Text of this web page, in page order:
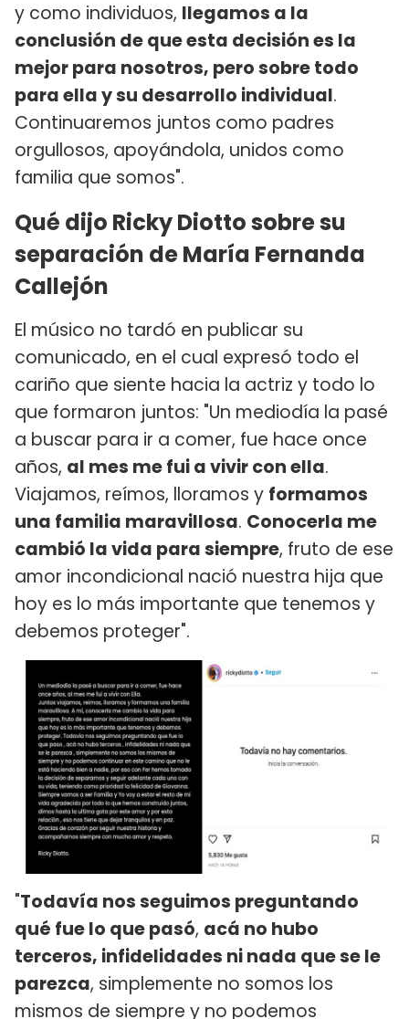
y como individuos, llegamos a la
conclusión de que esta decisión es la
mejor para nosotros, pero sobre todo
para ella y su desarrollo individual.
Continuaremos juntos como padres
orgullosos, apoyándola, unidos como
familia que somos".
Qué dijo Ricky Diotto sobre su
separación de María Fernanda
Callejón
El músico no tardó en publicar su
comunicado, en el cual expresó todo el
cariño que siente hacia la actriz y todo lo
que formaron juntos: "Un mediodía la pasé
a buscar para ir a comer, fue hace once
años, al mes me fui a vivir con ella.
Viajamos, reímos, lloramos y formamos
una familia maravillosa. Conocerla me
cambió la vida para siempre, fruto de ese
amor incondicional nació nuestra hija que
hoy es lo más importante que tenemos y
debemos proteger".
"Todavía nos seguimos preguntando
qué fue lo que pasó, acá no hubo
terceros, infidelidades ni nada que se le
parezca, simplemente no somos los
mismos de siempre y no podemos